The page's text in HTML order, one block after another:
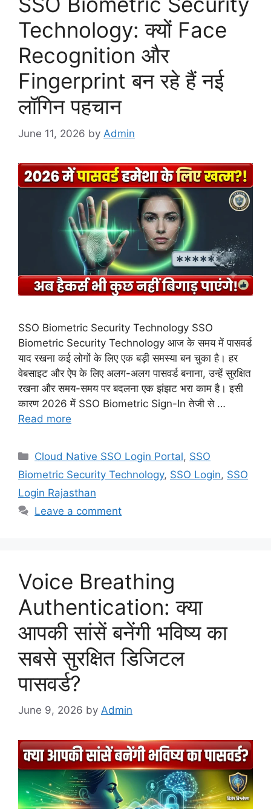
Technology: क्यों Face
Recognition और
Fingerprint बन रहे हैं नई
लॉगिन पहचान
June 11, 2026 by Admin
SSO Biometric Security Technology SSO
Biometric Security Technology आज के समय में पासवर्ड
याद रखना कई लोगों के लिए एक बड़ी समस्या बन चुका है। हर
वेबसाइट और ऐप के लिए अलग-अलग पासवर्ड बनाना, उन्हें सुरक्षित
रखना और समय-समय पर बदलना एक झंझट भरा काम है। इसी
कारण 2026 में SSO Biometric Sign-In तेजी से …
Read more
Categories
Cloud Native SSO Login Portal, SSO
Biometric Security Technology, SSO Login, SSO
Login Rajasthan
Leave a comment
Voice Breathing
Authentication: क्या
आपकी सांसें बनेंगी भविष्य का
सबसे सुरक्षित डिजिटल
पासवर्ड?
June 9, 2026 by Admin